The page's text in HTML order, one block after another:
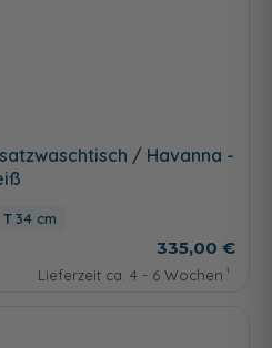
/ Havanna -
34 cm
335,00 €
Lieferzeit ca. 4 - 6 Wochen